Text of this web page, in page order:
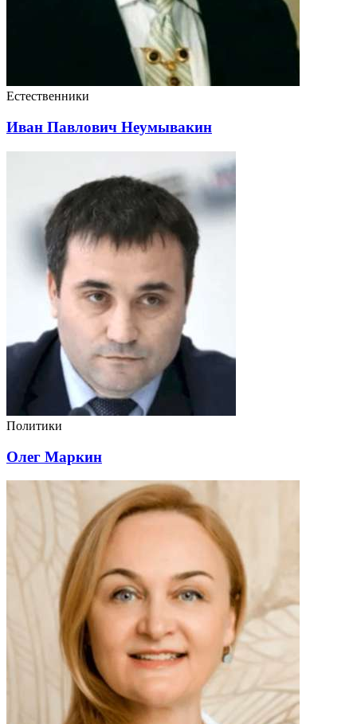
Естественники
Иван Павлович Неумывакин
Политики
Олег Маркин